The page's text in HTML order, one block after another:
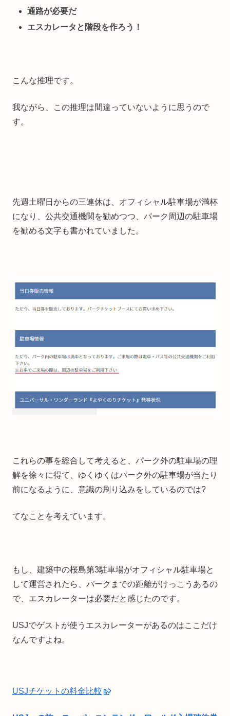
通路が必要だ
エスカレータと階段を作ろう！
こんな推理です。
我ながら、この推理は間違っていないように思うので
す。
先週土曜日からの三連休は、オフィシャル駐車場が満杯
になり、公共交通機関を勧めつつ、パーク周辺の駐車場
を勧める文字も書かれていました。
これらの事を総合して考えると、パーク外の駐車場の理
解を徐々に得て、ゆくゆくはパーク外の駐車場が当たり
前になるように、意識の刷り込みをしているのでは?
てなことを考えています。
もし、建築中の桜島第3駐車場がオフィシャル駐車場と
して運営されたら、パークまでの距離がけっこうあるの
で、エスカレーターは必要だと感じたのです。
USJでゲストが使うエスカレーターがあるのはここだけ
なんですよね。
USJチケットの料金比較